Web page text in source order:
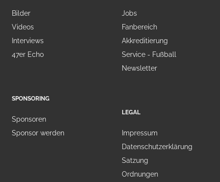
Bilder
Videos
Interviews
47er Echo
SPONSORING
Sponsoren
Sponsor werden
Jobs
Fanbereich
Akkreditierung
Service - Fußball
Newsletter
LEGAL
Impressum
Datenschutzerklärung
Satzung
Ordnungen